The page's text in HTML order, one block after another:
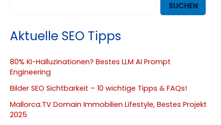
SUCHEN
Aktuelle SEO Tipps
80% KI-Halluzinationen? Bestes LLM AI Prompt
Engineering
Bilder SEO Sichtbarkeit – 10 wichtige Tipps & FAQs!
Mallorca.TV Domain Immobilien Lifestyle, Bestes Projekt
2025